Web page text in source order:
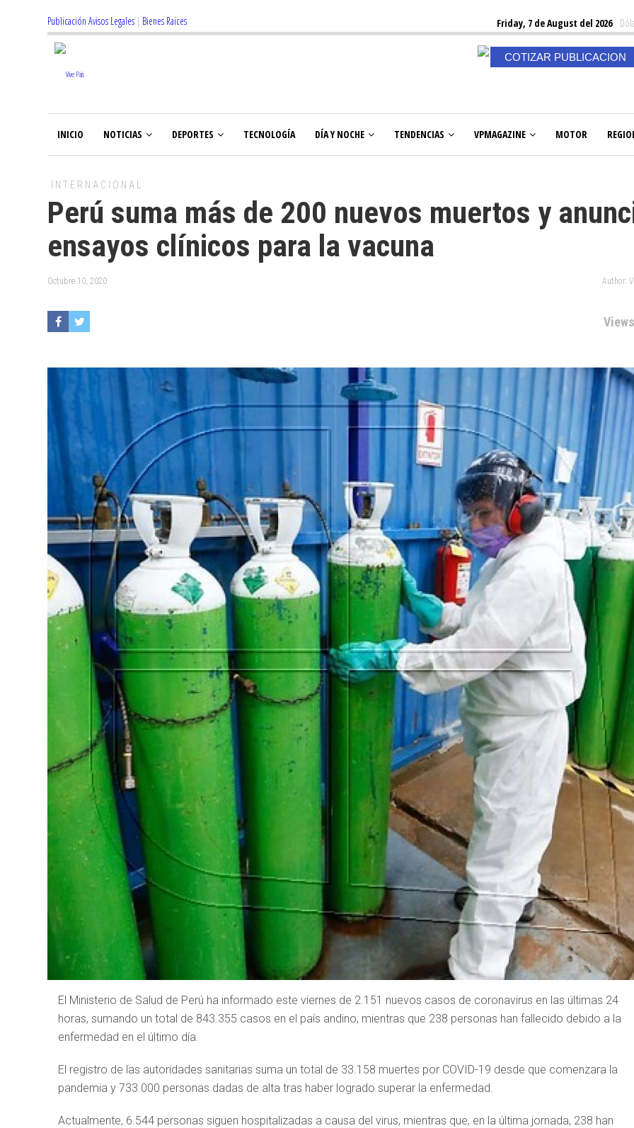
Publicación Avisos Legales | Bienes Raices Friday, 7 de August del 2026
COTIZAR PUBLICACION
INICIO NOTICIAS DEPORTES TECNOLOGÍA DÍA Y NOCHE TENDENCIAS VPMAGAZINE MOTOR
INTERNACIONAL
Perú suma más de 200 nuevos muertos y
ensayos clínicos para la vacuna
Octubre 10, 2020 Author:
El Ministerio de Salud de Perú ha informado este viernes de 2.151 nuevos casos de coronavirus en las últimas 24
horas, sumando un total de 843.355 casos en el país andino, mientras que 238 personas han fallecido debido a la
enfermedad en el último día.
El registro de las autoridades sanitarias suma un total de 33.158 muertes por COVID-19 desde que comenzara la
pandemia y 733.000 personas dadas de alta tras haber logrado superar la enfermedad.
Actualmente, 6.544 personas siguen hospitalizadas a causa del virus, mientras que, en la última jornada, 238 han